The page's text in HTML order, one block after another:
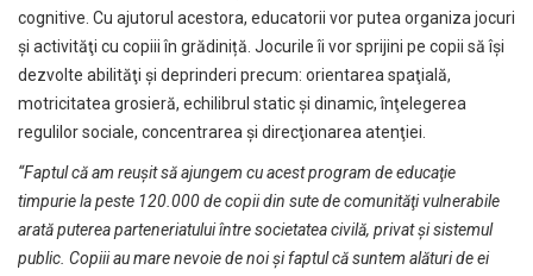
cognitive. Cu ajutorul acestora, educatorii vor putea organiza jocuri
și activităţi cu copiii în grădiniță. Jocurile îi vor sprijini pe copii să îşi
dezvolte abilităţi şi deprinderi precum: orientarea spaţială,
motricitatea grosieră, echilibrul static şi dinamic, înţelegerea
regulilor sociale, concentrarea şi direcţionarea atenţiei.
“Faptul că am reuşit să ajungem cu acest program de educaţie
timpurie la peste 120.000 de copii din sute de comunităţi vulnerabile
arată puterea parteneriatului între societatea civilă, privat şi sistemul
public. Copiii au mare nevoie de noi şi faptul că suntem alături de ei